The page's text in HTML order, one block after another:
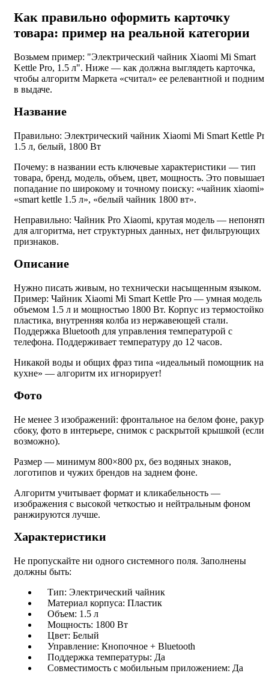
Как правильно оформить карточку
товара: пример на реальной категории
Возьмем пример: "Электрический чайник Xiaomi Mi Smart
Kettle Pro, 1.5 л". Ниже — как должна выглядеть карточка,
чтобы алгоритм Маркета «считал» ее релевантной и
в выдаче.
Название
Правильно: Электрический чайник Xiaomi Mi Smart Kettle Pro
1.5 л, белый, 1800 Вт
Почему: в названии есть ключевые характеристики — тип
товара, бренд, модель, объем, цвет, мощность. Это повышает
попадание по широкому и точному поиску: «чайник xiaomi»,
«smart kettle 1.5 л», «белый чайник 1800 вт».
Неправильно: Чайник Pro Xiaomi, крутая модель —
для алгоритма, нет структурных данных, нет фильтрующих
признаков.
Описание
Нужно писать живым, но технически насыщенным языком.
Пример: Чайник Xiaomi Mi Smart Kettle Pro — умная модель с
объемом 1.5 л и мощностью 1800 Вт. Корпус из
пластика, внутренняя колба из нержавеющей стали.
Поддержка Bluetooth для управления температурой с
телефона. Поддерживает температуру до 12 часов.
Никакой воды и общих фраз типа «идеальный помощник на
кухне» — алгоритм их игнорирует!
Фото
Не менее 3 изображений: фронтальное на белом фоне, ракурс
сбоку, фото в интерьере, снимок с раскрытой крышкой (если
возможно).
Размер — минимум 800×800 px, без водяных знаков,
логотипов и чужих брендов на заднем фоне.
Алгоритм учитывает формат и кликабельность —
изображения с высокой четкостью и нейтральным фоном
ранжируются лучше.
Характеристики
Не пропускайте ни одного системного поля. Заполнены
должны быть:
Тип: Электрический чайник
Материал корпуса: Пластик
Объем: 1.5 л
Мощность: 1800 Вт
Цвет: Белый
Управление: Кнопочное + Bluetooth
Поддержка температуры: Да
Совместимость с мобильным приложением: Да